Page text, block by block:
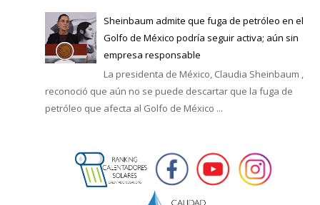
Sheinbaum admite que fuga de petróleo en el
Golfo de México podría seguir activa; aún sin
empresa responsable
La presidenta de México, Claudia Sheinbaum ,
reconoció que aún no se puede descartar que la fuga de
petróleo que afecta al Golfo de México ...